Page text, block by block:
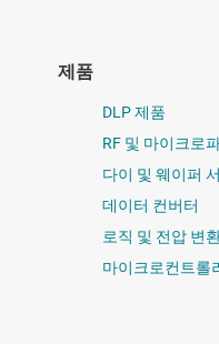
제품
DLP 제품
RF 및 마이크로
다이 및 웨이퍼
데이터 컨버터
로직 및 전압 변
마이크로컨트롤